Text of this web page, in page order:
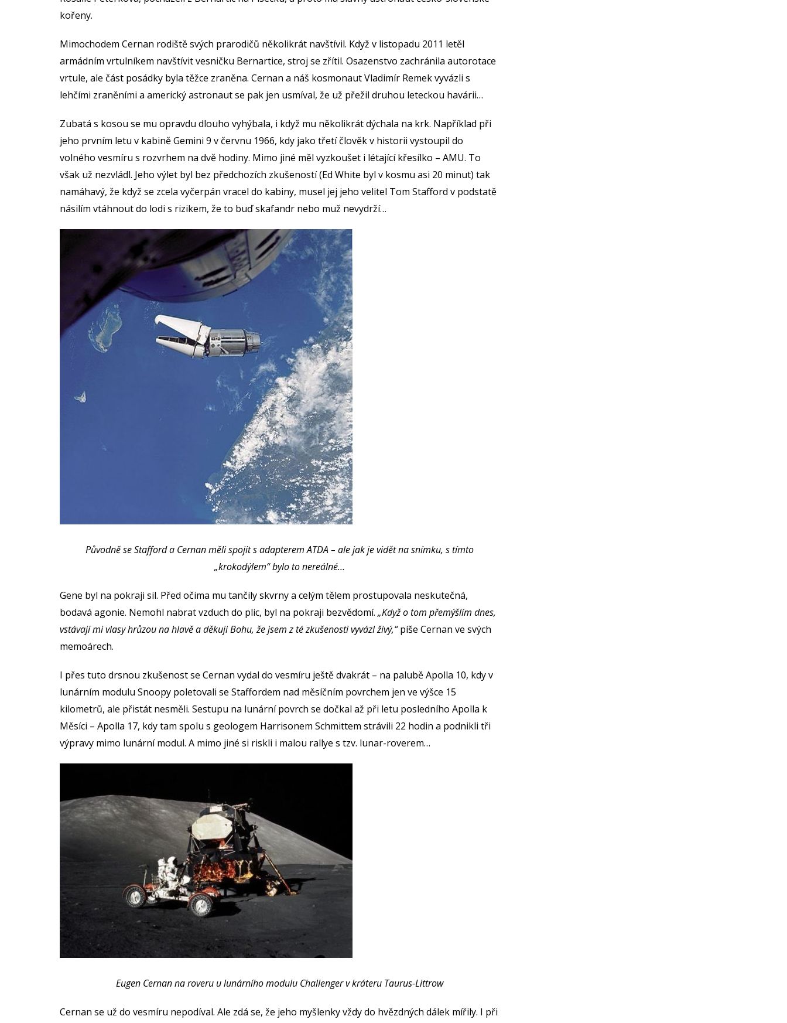
kořeny.
Mimochodem Cernan rodiště svých prarodičů několikrát navštívil. Když v listopadu 2011 letěl
armádním vrtulníkem navštívit vesničku Bernartice, stroj se zřítil. Osazenstvo zachránila autorotace
vrtule, ale část posádky byla těžce zraněna. Cernan a náš kosmonaut Vladimír Remek vyvázli s
lehčími zraněními a americký astronaut se pak jen usmíval, že už přežil druhou leteckou havárii…
Zubatá s kosou se mu opravdu dlouho vyhýbala, i když mu několikrát dýchala na krk. Například při
jeho prvním letu v kabině Gemini 9 v červnu 1966, kdy jako třetí člověk v historii vystoupil do
volného vesmíru s rozvrhem na dvě hodiny. Mimo jiné měl vyzkoušet i létající křesílko – AMU. To
však už nezvládl. Jeho výlet byl bez předchozích zkušeností (Ed White byl v kosmu asi 20 minut) tak
namáhavý, že když se zcela vyčerpán vracel do kabiny, musel jej jeho velitel Tom Stafford v podstatě
násilím vtáhnout do lodi s rizikem, že to buď skafandr nebo muž nevydrží…
Původně se Stafford a Cernan měli spojit s adapterem ATDA – ale jak je vidět na snímku, s tímto
„krokodýlem“ bylo to nereálné…
Gene byl na pokraji sil. Před očima mu tančily skvrny a celým tělem prostupovala neskutečná,
bodavá agonie. Nemohl nabrat vzduch do plic, byl na pokraji bezvědomí. „Když o tom přemýšlím dnes,
vstávají mi vlasy hrůzou na hlavě a děkuji Bohu, že jsem z té zkušenosti vyvázl živý,“píše Cernan ve svých
memoárech.
I přes tuto drsnou zkušenost se Cernan vydal do vesmíru ještě dvakrát – na palubě Apolla 10, kdy v
lunárním modulu Snoopy poletovali se Staffordem nad měsíčním povrchem jen ve výšce 15
kilometrů, ale přistát nesměli. Sestupu na lunární povrch se dočkal až při letu posledního Apolla k
Měsíci – Apolla 17, kdy tam spolu s geologem Harrisonem Schmittem strávili 22 hodin a podnikli tři
výpravy mimo lunární modul. A mimo jiné si riskli i malou rallye s tzv. lunar-roverem…
Eugen Cernan na roveru u lunárního modulu Challenger v kráteru Taurus-Littrow
Cernan se už do vesmíru nepodíval. Ale zdá se, že jeho myšlenky vždy do hvězdných dálek mířily. I při